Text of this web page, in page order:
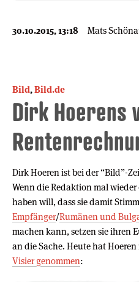
30.10.2015, 13:18 Mats
Bild,Bild.de
Dirk Hoerens
Dirk Hoeren ist bei der “Bild”-
Wenn die Redaktion mal
haben will, dass sie damit
Empfänger/Rumänen und
machen kann, setzen sie ihren
an die Sache. Heute hat
Visier genommen: